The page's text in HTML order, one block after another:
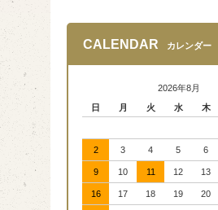
CALENDAR カレンダー
2026年8月
日
月 火 水 木
2 3 4 5 6
9 10 11 12 13
16 17 18 19 20